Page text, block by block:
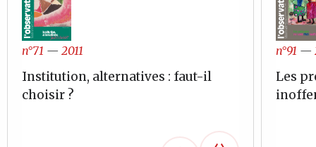
n°71 — 2011
Institution, alternatives : faut-il
choisir ?
n°91 —
Les